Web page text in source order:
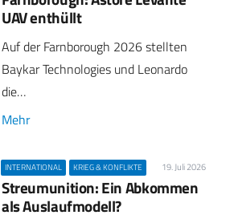
UAV enthüllt
Auf der Farnborough 2026 stellten
Baykar Technologies und Leonardo
die…
Mehr
INTERNATIONAL KRIEG & KONFLIKTE 19. Juli 2026
Streumunition: Ein Abkommen
als Auslaufmodell?